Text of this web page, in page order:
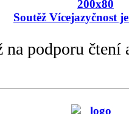
Soutěž Vícejazyčnost
na podporu